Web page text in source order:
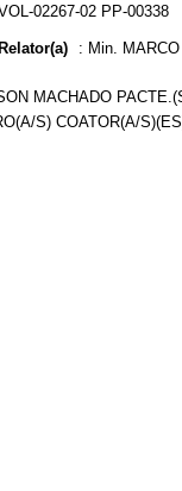
02267-02 PP-00338
Relator(a) : Min.
MACHADO
S) COATOR(A/